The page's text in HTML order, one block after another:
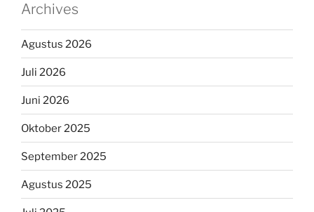
Archives
Agustus 2026
Juli 2026
Juni 2026
Oktober 2025
September 2025
Agustus 2025